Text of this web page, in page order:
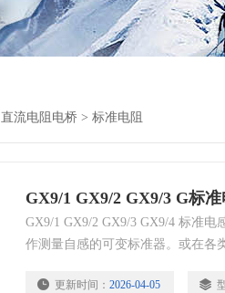
直流电阻电桥 > 标准电阻
GX9/1 GX9/2 GX9/3 G标
GX9/1 GX9/2 GX9/3 GX9/4 标准
作测量自感的可变标准器。或在各
更新时间： 2026-04-05